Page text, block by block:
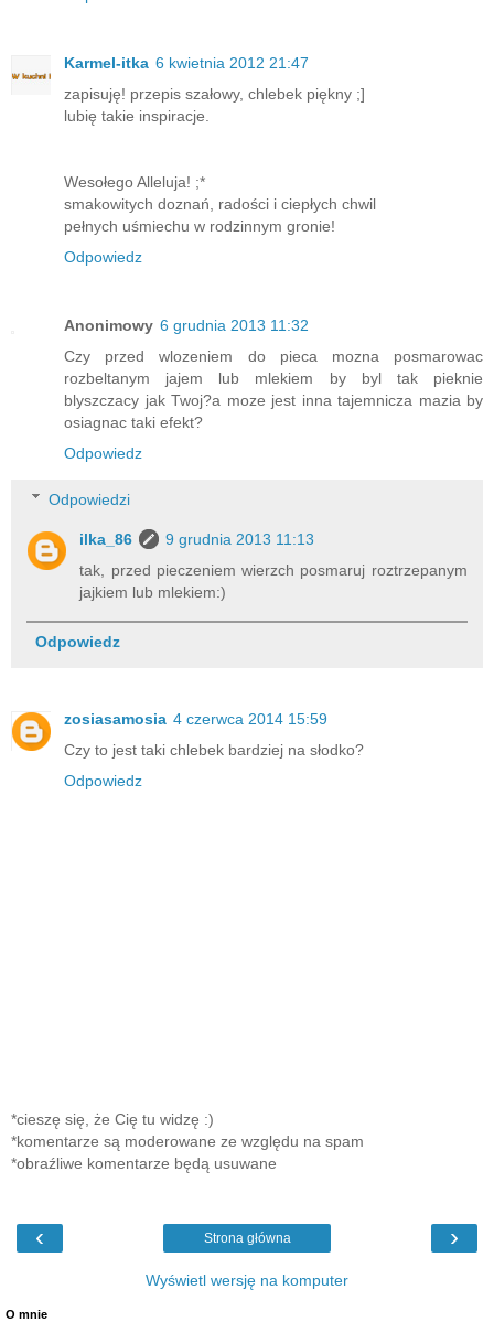
Karmel-itka 6 kwietnia 2012 21:47
zapisuję! przepis szałowy, chlebek piękny ;]
lubię takie inspiracje.
Wesołego Alleluja! ;*
smakowitych doznań, radości i ciepłych chwil
pełnych uśmiechu w rodzinnym gronie!
Odpowiedz
Anonimowy 6 grudnia 2013 11:32
Czy przed wlozeniem do pieca mozna posmarowac
rozbeltanym jajem lub mlekiem by byl tak pieknie
blyszczacy jak Twoj?a moze jest inna tajemnicza mazia by
osiagnac taki efekt?
Odpowiedz
Odpowiedzi
ilka_86
9 grudnia 2013 11:13
tak, przed pieczeniem wierzch posmaruj roztrzepanym
jajkiem lub mlekiem:)
Odpowiedz
zosiasamosia 4 czerwca 2014 15:59
Czy to jest taki chlebek bardziej na słodko?
Odpowiedz
*cieszę się, że Cię tu widzę :)
*komentarze są moderowane ze względu na spam
*obraźliwe komentarze będą usuwane
‹ ›
Strona główna
Wyświetl wersję na komputer
O mnie